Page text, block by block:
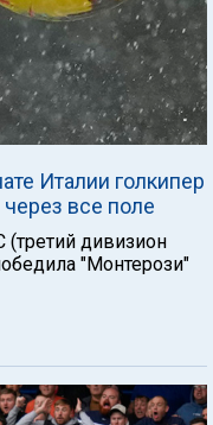
Италии голкипер
все поле
(третий дивизион
"Монтерози"